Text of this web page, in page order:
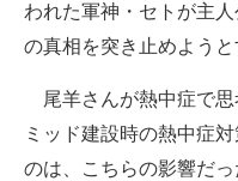
われた軍神・セトが主
の真相を突き止めようと
尾羊さんが熱中症で思
ミッド建設時の熱中症
のは、こちらの影響だっ